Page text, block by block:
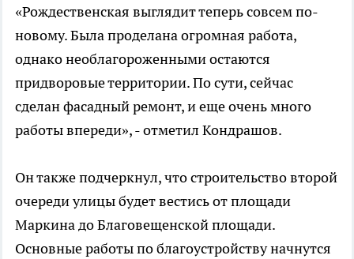
«Рождественская выглядит теперь совсем по-
новому. Была проделана огромная работа,
однако необлагороженными остаются
придворовые территории. По сути, сейчас
сделан фасадный ремонт, и еще очень много
работы впереди», - отметил Кондрашов.
Он также подчеркнул, что строительство второй
очереди улицы будет вестись от площади
Маркина до Благовещенской площади.
Основные работы по благоустройству начнутся